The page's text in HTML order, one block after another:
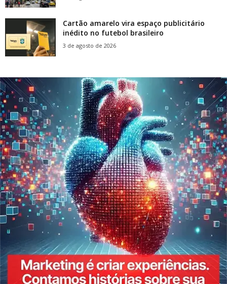
Cartão amarelo vira espaço publicitário
inédito no futebol brasileiro
3 de agosto de 2026